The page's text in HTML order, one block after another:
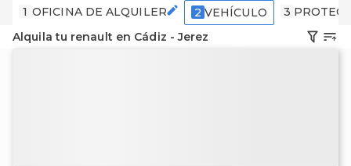
1 OFICINA DE ALQUILER 2 VEHÍCULO 3
Alquila tu renault en Cádiz - Jerez